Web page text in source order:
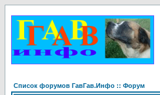
Список форумов ГавГав.Инфо :: Форум